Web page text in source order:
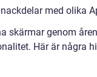
med olika
skärmar genom
Här är några